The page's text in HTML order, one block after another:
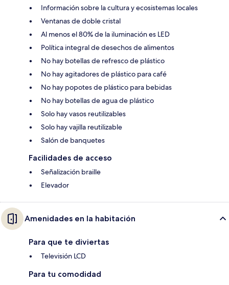
Información sobre la cultura y ecosistemas locales
Ventanas de doble cristal
Al menos el 80% de la iluminación es LED
Política integral de desechos de alimentos
No hay botellas de refresco de plástico
No hay agitadores de plástico para café
No hay popotes de plástico para bebidas
No hay botellas de agua de plástico
Solo hay vasos reutilizables
Solo hay vajilla reutilizable
Salón de banquetes
Facilidades de acceso
Señalización braille
Elevador
Amenidades en la habitación
Para que te diviertas
Televisión LCD
Para tu comodidad